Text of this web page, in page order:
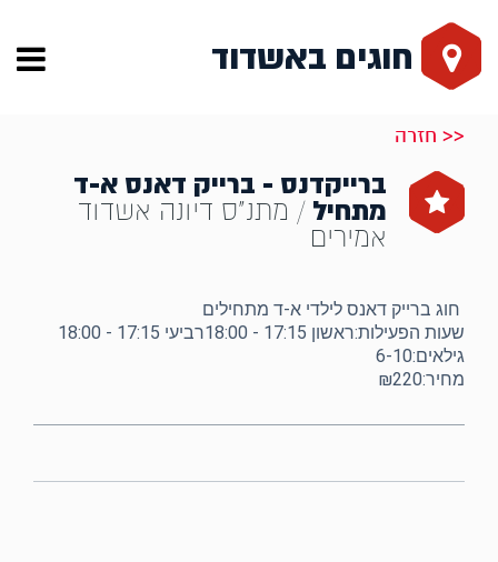
חוגים באשדוד
<< חזרה
ברייקדנס - ברייק דאנס א-ד
מתחיל / מתנ"ס דיונה אשדוד
אמירים
חוג ברייק דאנס לילדי א-ד מתחילים
שעות הפעילות:ראשון 17:15 - 18:00רביעי 17:15 - 18:00
גילאים:6-10
מחיר:₪220